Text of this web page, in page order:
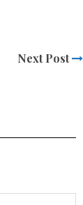
Next Post